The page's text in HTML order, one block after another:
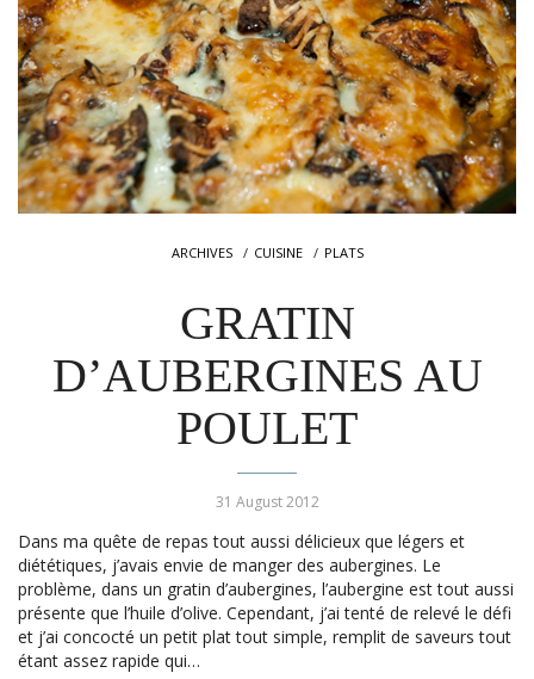
ARCHIVES CUISINE PLATS
GRATIN
D’AUBERGINES AU
POULET
31 August 2012
Dans ma quête de repas tout aussi délicieux que légers et
diététiques, j’avais envie de manger des aubergines. Le
problème, dans un gratin d’aubergines, l’aubergine est tout aussi
présente que l’huile d’olive. Cependant, j’ai tenté de relevé le défi
et j’ai concocté un petit plat tout simple, remplit de saveurs tout
étant assez rapide qui…